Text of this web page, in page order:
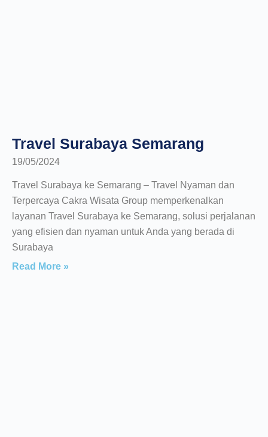
Travel Surabaya Semarang
19/05/2024
Travel Surabaya ke Semarang – Travel Nyaman dan
Terpercaya Cakra Wisata Group memperkenalkan
layanan Travel Surabaya ke Semarang, solusi perjalanan
yang efisien dan nyaman untuk Anda yang berada di
Surabaya
Read More »